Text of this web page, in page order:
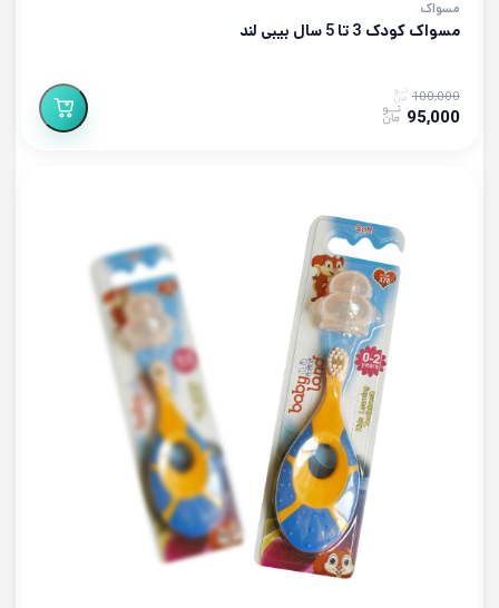
مسواک
مسواک کودک 3 تا 5 سال بیبی لند
100,000
95,000